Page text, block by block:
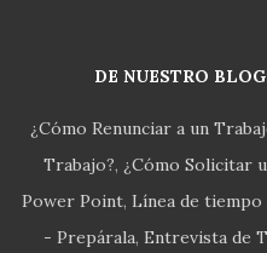
DE NUESTRO
¿Cómo Renunciar a un
Trabajo? ¿Cómo Solicitar
Power Point Línea de tiempo
- Prepárala Entrevista de